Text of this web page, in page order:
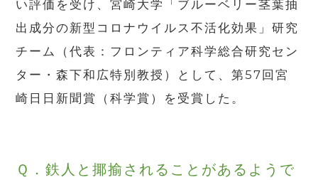
い評価を受け、宮崎大学「ブルーベリー茎葉抽
出成分の新型コロナウイルス不活化効果」研究
チーム（代表：フロンティア科学総合研究セン
ター・森下和広特別教授）として、第57回宮
崎日日新聞賞（科学賞）を受賞した。
Ｑ．鉄人と揶揄されることがあるようで